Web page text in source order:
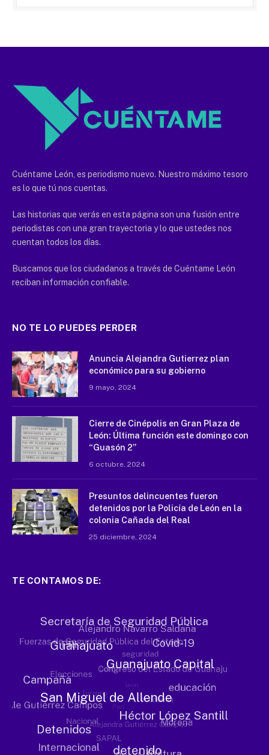
Cuéntame León, es periodismo nuevo. Nuestro máximo tesoro
es lo que tú nos cuentas.
Las historias que verás en esta página son una fusión entre
periodistas con una gran trayectoria y lo que ustedes nos
cuentan todos los días.
Buscamos que los ciudadanos a través de Cuéntame León
reciban información confiable.
NO TE LO PUEDES PERDER
Anuncia Alejandra Gutierrez plan
económico para su gobierno
9 mayo, 2024
Cierre de Cinépolis en Gran Plaza de
León: Última función este domingo con
“Guasón 2”
6 octubre, 2024
Presuntos delincuentes fueron
detenidos por la Policía de León en la
colonia Cañada del Real
25 diciembre, 2024
TE CONTAMOS DE: